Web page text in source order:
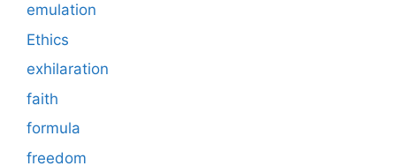
emulation
Ethics
exhilaration
faith
formula
freedom